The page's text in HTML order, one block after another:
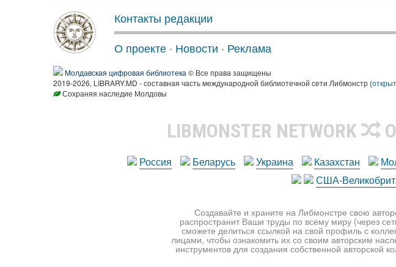
Контакты редакции
О проекте · Новости · Реклама
Молдавская цифровая библиотека © Все права защищены
2019-2026, LIBRARY.MD - составная часть международной библиотечной сети Либмонстр (
Сохраняя наследие Молдовы
LIBMONSTER NETWORK
Россия Беларусь Украина Казахстан
США-
Создавайте и храните на Либмонстре свою
распространит Ваши труды по всему миру (через
сможете делиться ссылкой на свой профиль с
лицами, чтобы ознакомить их со своим авторским
инструментов для создания собственной авторской